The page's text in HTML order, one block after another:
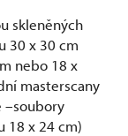
skleněných
30 x 30 cm
nebo 18 x
masterscany
–soubory
18 x 24 cm)